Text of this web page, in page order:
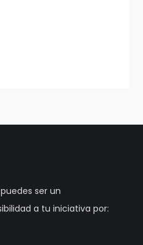
ser un
a tu iniciativa por: